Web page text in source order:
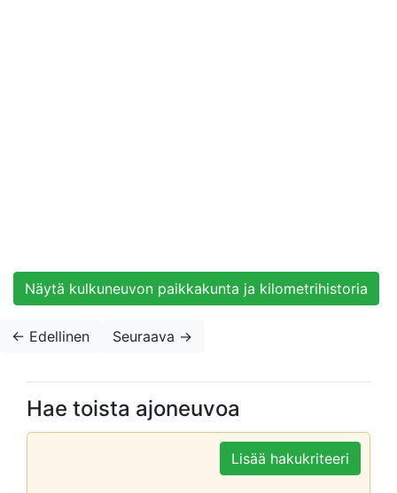
Näytä kulkuneuvon paikkakunta ja kilometrihistoria
← Edellinen Seuraava →
Hae toista ajoneuvoa
Lisää hakukriteeri